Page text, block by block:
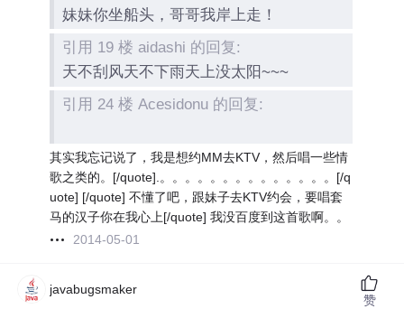
妹妹你坐船头，哥哥我岸上走！
引用 19 楼 aidashi 的回复:
天不刮风天不下雨天上没太阳~~~
引用 24 楼 Acesidonu 的回复:
其实我忘记说了，我是想约MM去KTV，然后唱一些情
歌之类的。[/quote].。。。。。。。。。。。。。。[/q
uote] [/quote] 不懂了吧，跟妹子去KTV约会，要唱套
马的汉子你在我心上[/quote] 我没百度到这首歌啊。。
2014-05-01
javabugsmaker
赞